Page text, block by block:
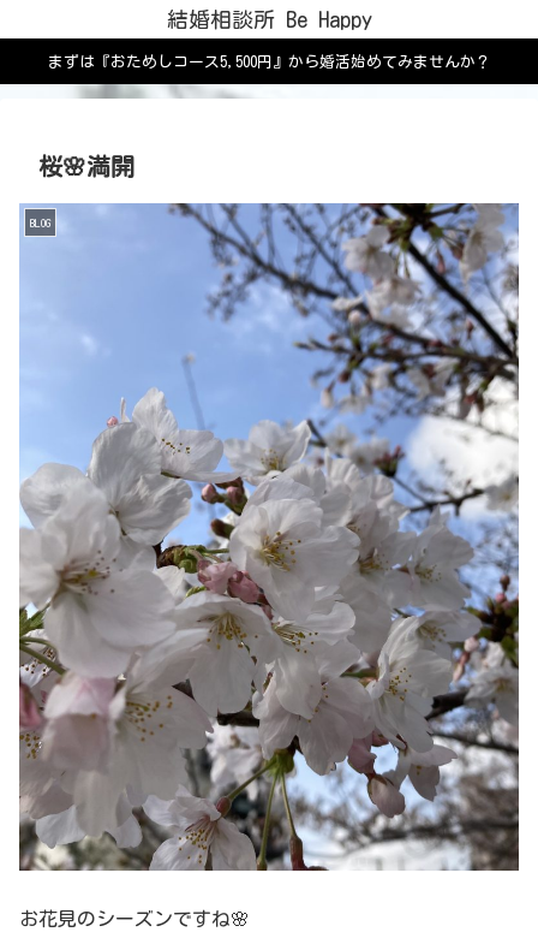
結婚相談所 Be Happy
まずは『おためしコース5,500円』から婚活始めてみませんか？
桜🌸満開
BLOG
お花見のシーズンですね🌸